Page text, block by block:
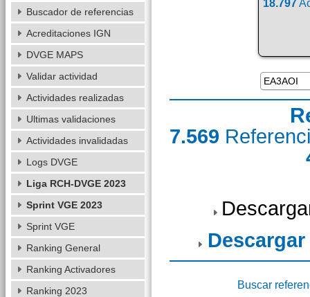
18.797
7.569
Buscar
Buscador de referencias
Acreditaciones IGN
DVGE MAPS
Validar actividad
Actividades realizadas
Ultimas validaciones
Actividades invalidadas
Logs DVGE
Liga RCH-DVGE 2023
Sprint VGE 2023
Sprint VGE
Ranking General
Ranking Activadores
Ranking 2023